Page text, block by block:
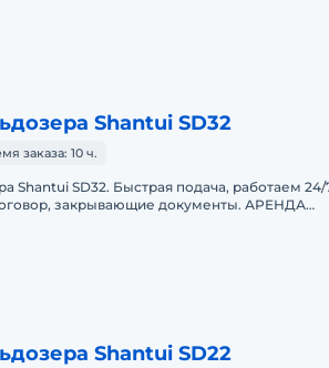
Shantui SD32
заказа: 10 ч.
Shantui SD32. Быстрая подача, работаем 24/
закрывающие документы. АРЕНДА
Shantui SD22